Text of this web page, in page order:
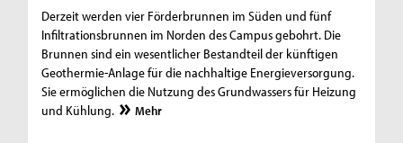
Derzeit werden vier Förderbrunnen im Süden und fünf
Infiltrationsbrunnen im Norden des Campus gebohrt. Die
Brunnen sind ein wesentlicher Bestandteil der künftigen
Geothermie-Anlage für die nachhaltige Energieversorgung.
Sie ermöglichen die Nutzung des Grundwassers für Heizung
und Kühlung.
Mehr